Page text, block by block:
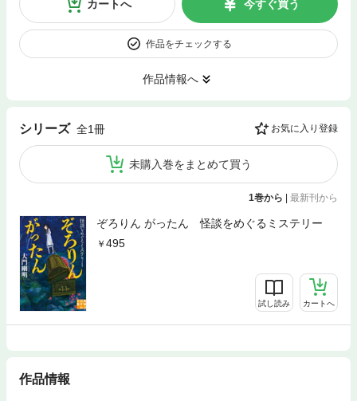
カートへ 今すぐ買う
作品をチェックする
作品情報へ
シリーズ 全1冊 お気に入り登録
未購入巻をまとめて買う
1巻から | 最新刊から
ぞろりん がったん 怪談をめぐるミステリー
495
試し読み カートへ
作品情報